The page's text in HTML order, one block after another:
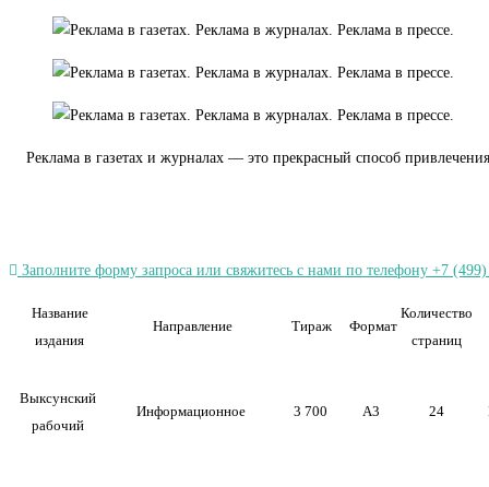
Реклама в газетах и журналах — это прекрасный способ
Заполните форму запроса или свяжитесь с нами по телефону +7
Название
издания
Направление Тираж Формат
Количество
страниц
Выксунский
рабочий
Информационное 3 700 А3 24